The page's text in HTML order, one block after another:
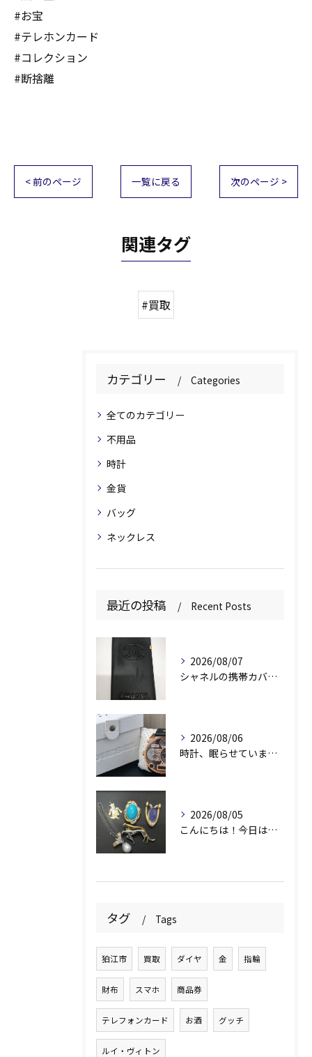
#お宝
#テレホンカード
#コレクション
#断捨離
< 前のページ 一覧に戻る 次のページ >
関連タグ
#買取
カテゴリー Categories
全てのカテゴリー
不用品
時計
金貨
バッグ
ネックレス
最近の投稿 Recent Posts
2026/08/07
シャネルの携帯カバー、お持ちいただきありがとうございます📱✨
2026/08/06
時計、眠らせていませんか？⌚️
2026/08/05
こんにちは！今日は素敵なアクセサリーをお買取りさせていただき...
タグ Tags
狛江市 買取 ダイヤ 金 指輪
財布 スマホ 商品券
テレフォンカード お酒 グッチ
ルイ・ヴィトン